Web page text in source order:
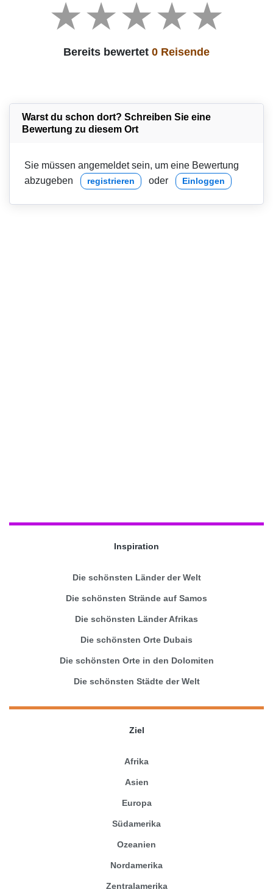
Bereits bewertet 0 Reisende
Warst du schon dort? Schreiben Sie eine
Bewertung zu diesem Ort
Sie müssen angemeldet sein, um eine Bewertung
abzugeben
registrieren oder Einloggen
Inspiration
Die schönsten Länder der Welt
Die schönsten Strände auf Samos
Die schönsten Länder Afrikas
Die schönsten Orte Dubais
Die schönsten Orte in den Dolomiten
Die schönsten Städte der Welt
Ziel
Afrika
Asien
Europa
Südamerika
Ozeanien
Nordamerika
Zentralamerika